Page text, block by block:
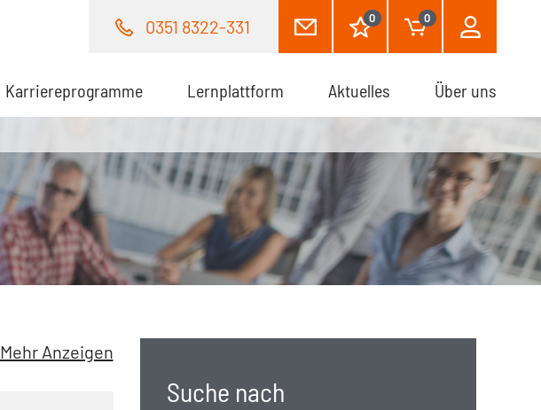
0351 8322-331 0 0
Karriereprogramme Lernplattform Aktuelles Über uns
Mehr Anzeigen
Suche nach